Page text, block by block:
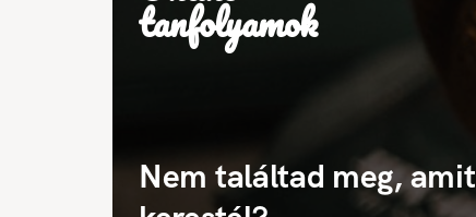
tanfolyamok
Nem találtad meg, amit